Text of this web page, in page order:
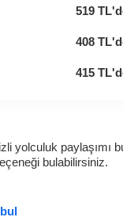
519 TL
408 TL
415 TL
yolculuk paylaşımı
bulabilirsiniz.